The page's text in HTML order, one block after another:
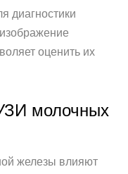
диагностики
оценить их
молочных
железы влияют